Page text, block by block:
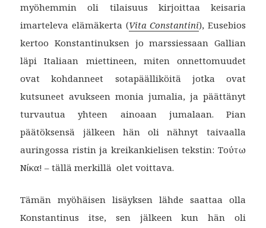
myöhemmin oli tilaisuus kirjoittaa keisaria
imarteleva elämäkerta (Vita Constantini), Eusebios
kertoo Konstantinuksen jo marssiessaan Gallian
läpi Italiaan miettineen, miten onnettomuudet
ovat kohdanneet sotapäälliköitä jotka ovat
kutsuneet avukseen monia jumalia, ja päättänyt
turvautua yhteen ainoaan jumalaan. Pian
päätöksensä jälkeen hän oli nähnyt taivaalla
auringossa ristin ja kreikankielisen tekstin: Τούτω
Νίκα! – tällä merkillä olet voittava.
Tämän myöhäisen lisäyksen lähde saattaa olla
Konstantinus itse, sen jälkeen kun hän oli